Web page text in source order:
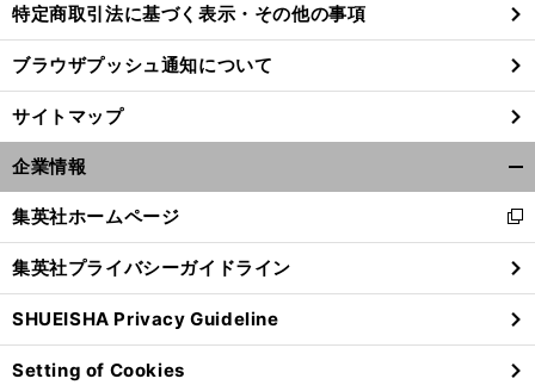
特定商取引法に基づく表示・その他の事項
ブラウザプッシュ通知について
サイトマップ
企業情報
閉
る
集英社ホームページ
新
し
い
ウ
ィ
ン
ド
集英社プライバシーガイドライン
SHUEISHA Privacy Guideline
Setting of Cookies